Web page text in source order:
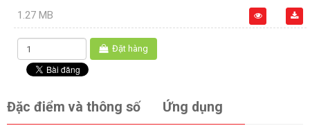
1.27 MB
Đặt hàng
Đặc điểm và thông số Ứng dụng